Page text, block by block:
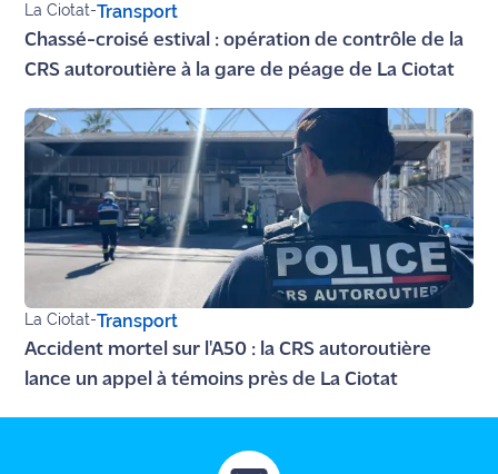
La Ciotat-Transport
Chassé-croisé estival : opération de contrôle de la
CRS autoroutière à la gare de péage de La Ciotat
La Ciotat-Transport
Accident mortel sur l'A50 : la CRS autoroutière
lance un appel à témoins près de La Ciotat